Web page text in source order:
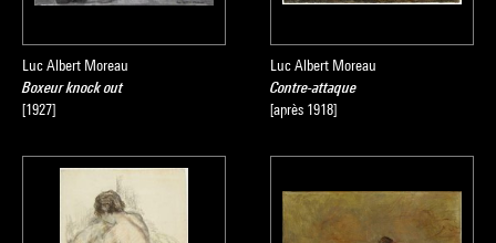
Luc Albert Moreau
Boxeur knock out
[1927]
Luc Albert Moreau
Contre-attaque
[après 1918]